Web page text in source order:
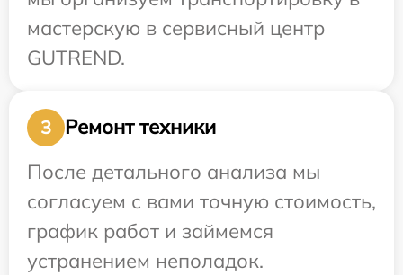
мастерскую в сервисный центр
GUTREND.
3
Ремонт техники
После детального анализа мы
согласуем с вами точную стоимость,
график работ и займемся
устранением неполадок.